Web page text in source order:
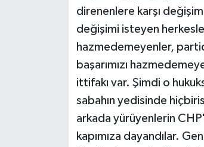
direnenlere karşı
değişimi isteyen
hazmedemeyenler,
başarımızı
ittifakı var. Şimdi o
sabahın yedisinde
arkada yürüyenlerin
kapımıza dayandılar.